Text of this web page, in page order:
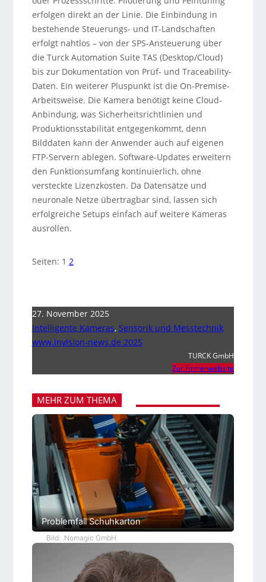
erfolgen direkt an der Linie. Die Einbindung in
bestehende Steuerungs- und IT-Landschaften
erfolgt nahtlos – von der SPS-Ansteuerung über
die Turck Automation Suite TAS (Desktop/Cloud)
bis zur Dokumentation von Prüf- und Traceability-
Daten. Ein weiterer Pluspunkt ist die On-Premise-
Arbeitsweise. Die Kamera benötigt keine Cloud-
Anbindung, was Sicherheitsrichtlinien und
Produktionsstabilität entgegenkommt, denn
Bilddaten kann der Anwender auch auf eigenen
FTP-Servern ablegen. Software-Updates erweitern
den Funktionsumfang kontinuierlich, ohne
versteckte Lizenzkosten. Da Datensätze und
neuronale Netze übertragbar sind, lassen sich
erfolgreiche Setups einfach auf weitere Kameras
ausrollen.
Seiten: 1 2
27. November 2025
Intelligente Kameras, Sensorik und Messtechnik
www.invision-news.de 2025
TURCK GmbH
Zur Firmenwebsite
MEHR ZUM THEMA
Problemfall Schuhkarton
Bild: .Nomagic GmbH